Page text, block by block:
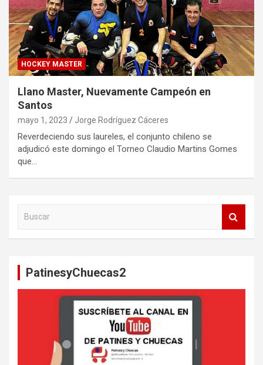
HOCKEY MASTER
Llano Master, Nuevamente Campeón en
Santos
mayo 1, 2023 Jorge Rodríguez Cáceres
Reverdeciendo sus laureles, el conjunto chileno se
adjudicó este domingo el Torneo Claudio Martins Gomes
que…
PatinesyChuecas2